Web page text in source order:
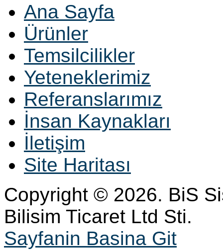
Ana Sayfa
Ürünler
Temsilcilikler
Yeteneklerimiz
Referanslarımız
İnsan Kaynakları
İletişim
Site Haritası
Copyright © 2026. BiS
Bilisim Ticaret Ltd Sti.
Sayfanin Basina Git